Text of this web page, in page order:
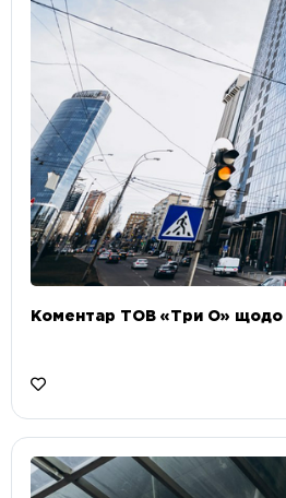
Коментар ТОВ «Три О» щодо